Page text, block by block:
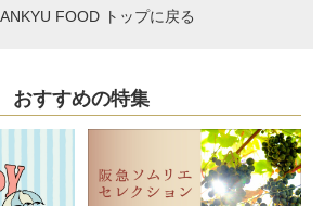
FOOD トップに戻る
おすすめの特集